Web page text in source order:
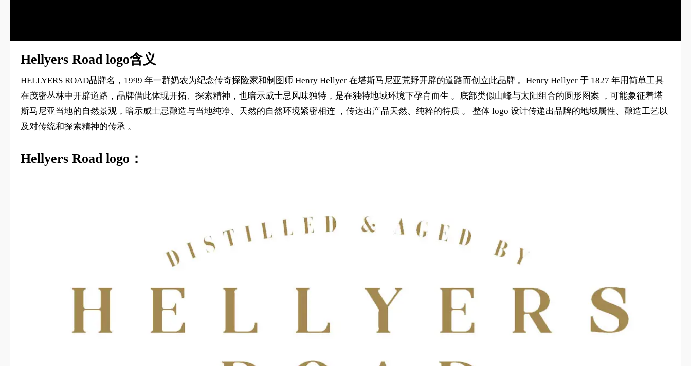
Hellyers Road logo含义
HELLYERS ROAD品牌名，1999 年一群奶农为纪念传奇探险家和制图师 Henry Hellyer 在塔斯马尼亚荒野开辟的道路而创立此品牌 。Henry Hellyer 于 1827 年用简单工具
在茂密丛林中开辟道路，品牌借此体现开拓、探索精神，也暗示威士忌风味独特，是在独特地域环境下孕育而生 。底部类似山峰与太阳组合的圆形图案 ，可能象征着塔
斯马尼亚当地的自然景观，暗示威士忌酿造与当地纯净、天然的自然环境紧密相连 ，传达出产品天然、纯粹的特质 。 整体 logo 设计传递出品牌的地域属性、酿造工艺以
及对传统和探索精神的传承 。
Hellyers Road logo：